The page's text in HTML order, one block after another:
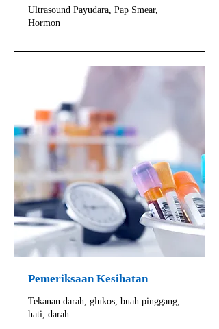
Ultrasound Payudara, Pap Smear,
Hormon
Pemeriksaan Kesihatan
Tekanan darah, glukos, buah pinggang,
hati, darah